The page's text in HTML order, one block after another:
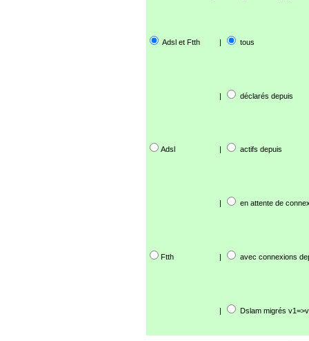
Adsl et Ftth | tous
| déclarés depuis
Adsl | actifs depuis
| en attente de
Ftth | avec connexions
| Dslam migrés